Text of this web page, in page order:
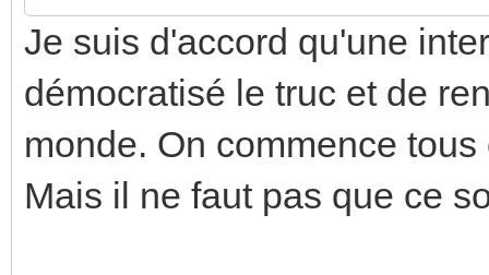
Je suis d'accord qu'une
démocratisé le truc et de
monde. On commence
Mais il ne faut pas que ce